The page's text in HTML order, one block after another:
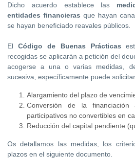
Dicho acuerdo establece las
entidades financieras que hayan
se hayan beneficiado reavales públicos.
El Código de Buenas Prácticas
recogidas se aplicarán a petición del
acogerse a una o varias medidas,
sucesiva, específicamente puede
Alargamiento del plazo de
Conversión de la financiación
participativos no convertibles en
Reducción del capital pendiente
Os detallamos las medidas, los
plazos en el siguiente documento.